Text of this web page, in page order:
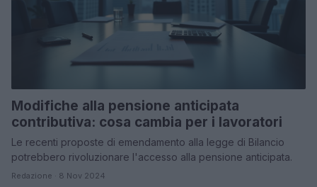
Modifiche alla pensione anticipata
contributiva: cosa cambia per i lavoratori
Le recenti proposte di emendamento alla legge di Bilancio
potrebbero rivoluzionare l'accesso alla pensione anticipata.
Redazione · 8 Nov 2024